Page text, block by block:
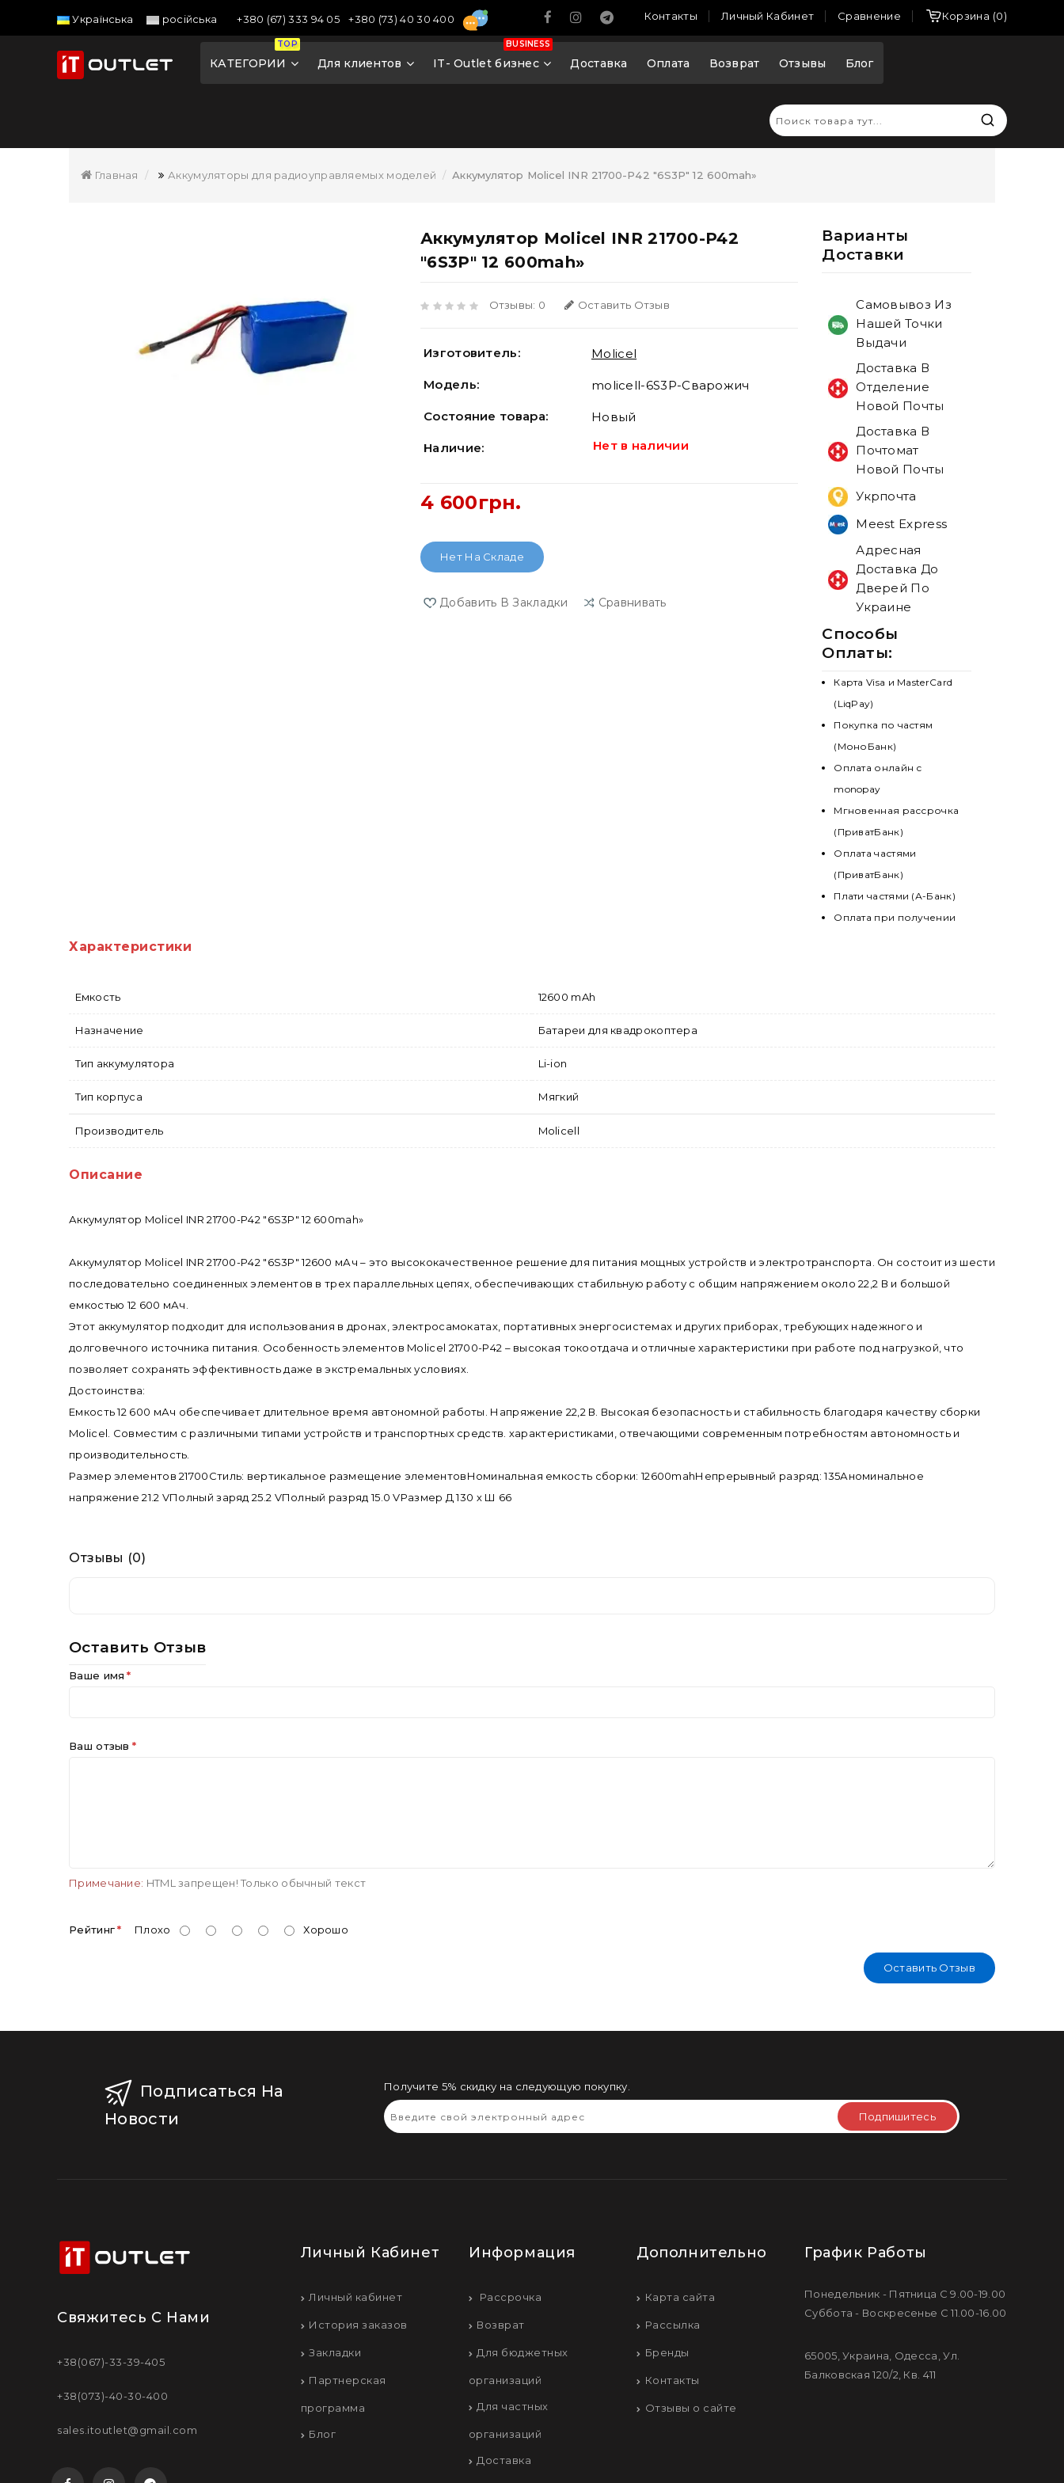
Українська російська +380 (67) 333 94 05 +380 (73) 40 30 400 Контакты Личный Кабинет Сравнение Корзина 0
TOP
КАТЕГОРИИ Для клиентов
BUSINESS
IT- Outlet бизнес Доставка Оплата Возврат Отзывы Блог
Главная Аккумуляторы для радиоуправляемых моделей Аккумулятор Molicel INR 21700-P42 "6S3P" 12 600mah»
Аккумулятор Molicel INR 21700-P42
"6S3P" 12 600mah»
Отзывы: 0 Оставить Отзыв
Изготовитель: Molicel
Модель: molicell-6S3P-Сварожич
Состояние товара: Новый
Наличие: Нет в наличии
4 600грн.
Нет На Складе
Добавить В Закладки Сравнивать
Варианты
Доставки
Самовывоз Из
Нашей Точки
Выдачи
Доставка В
Отделение
Новой Почты
Доставка В
Почтомат
Новой Почты
Укрпочта
Meest Express
Адресная
Доставка До
Дверей По
Украине
Способы
Оплаты:
Карта Visa и MasterCard
(LiqPay)
Покупка по частям
(МоноБанк)
Оплата онлайн с
monopay
Мгновенная рассрочка
(ПриватБанк)
Оплата частями
(ПриватБанк)
Плати частями (А-Банк)
Оплата при получении
Характеристики
Емкость 12600 mAh
Назначение Батареи для квадрокоптера
Тип аккумулятора Li-ion
Тип корпуса Мягкий
Производитель Molicell
Описание
Аккумулятор Molicel INR 21700-P42 "6S3P" 12 600mah»
Аккумулятор Molicel INR 21700-P42 "6S3P" 12600 мАч – это высококачественное решение для питания мощных устройств и электротранспорта. Он состоит из шести
последовательно соединенных элементов в трех параллельных цепях, обеспечивающих стабильную работу с общим напряжением около 22,2 В и большой
емкостью 12 600 мАч.
Этот аккумулятор подходит для использования в дронах, электросамокатах, портативных энергосистемах и других приборах, требующих надежного и
долговечного источника питания. Особенность элементов Molicel 21700-P42 – высокая токоотдача и отличные характеристики при работе под нагрузкой, что
позволяет сохранять эффективность даже в экстремальных условиях.
Достоинства:
Емкость 12 600 мАч обеспечивает длительное время автономной работы. Напряжение 22,2 В. Высокая безопасность и стабильность благодаря качеству сборки
Molicel. Совместим с различными типами устройств и транспортных средств. характеристиками, отвечающими современным потребностям автономность и
производительность.
Размер элементов 21700Стиль: вертикальное размещение элементовНоминальная емкость сборки: 12600mahНепрерывный разряд: 135Аноминальное
напряжение 21.2 VПолный заряд 25.2 VПолный разряд 15.0 VРазмер Д 130 х Ш 66
Отзывы (0)
Оставить Отзыв
Подписаться На
Получите 5% скидку на следующую покупку.
+38(067)-33-39-405
+38(073)-40-30-400
Личный кабинет
История заказов
Закладки
Партнерская
программа
Рассрочка
Возврат
Для бюджетных
организаций
Для частных
организаций
Карта сайта
Рассылка
Бренды
Контакты
Понедельник - Пятница С 9.00-19.00